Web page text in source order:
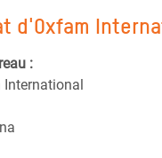
d'Oxfam
:
International